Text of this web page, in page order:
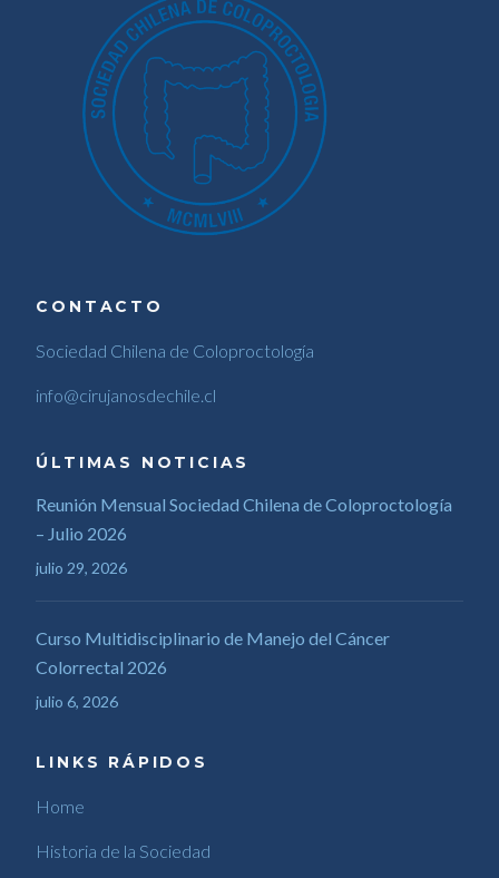
CONTACTO
Sociedad Chilena de Coloproctología
info@cirujanosdechile.cl
ÚLTIMAS NOTICIAS
Reunión Mensual Sociedad Chilena de Coloproctología
– Julio 2026
julio 29, 2026
Curso Multidisciplinario de Manejo del Cáncer
Colorrectal 2026
julio 6, 2026
LINKS RÁPIDOS
Home
Historia de la Sociedad